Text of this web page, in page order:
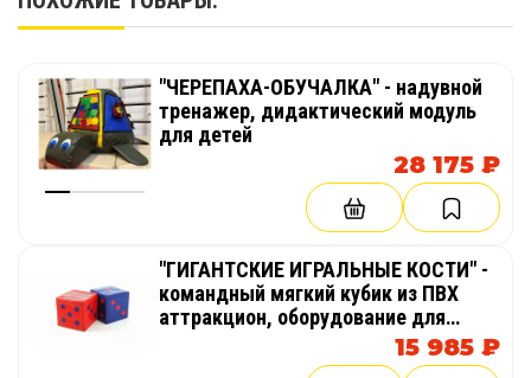
"ЧЕРЕПАХА-ОБУЧАЛКА" - надувной
тренажер, дидактический модуль
для детей
28 175 ₽
"ГИГАНТСКИЕ ИГРАЛЬНЫЕ КОСТИ" -
командный мягкий кубик из ПВХ
аттракцион, оборудование для
корпоратива, соревнований,
15 985 ₽